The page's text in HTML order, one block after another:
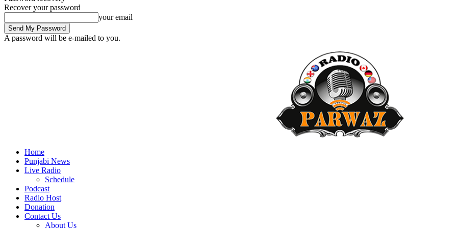
Recover your password
your email
A password will be e-mailed to you.
Home
Punjabi News
Live Radio
Schedule
Podcast
Radio Host
Donation
Contact Us
About Us